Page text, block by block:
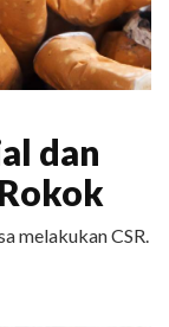
dan
melakukan CSR.